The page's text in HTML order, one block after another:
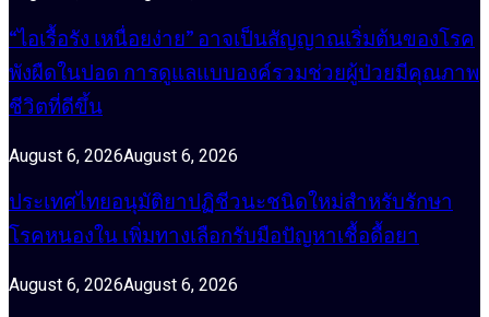
“ไอเรื้อรัง เหนื่อยง่าย” อาจเป็นสัญญาณเริ่มต้นของโรค
พังผืดในปอด การดูแลแบบองค์รวมช่วยผู้ป่วยมีคุณภาพ
ชีวิตที่ดีขึ้น
August 6, 2026August 6, 2026
ประเทศไทยอนุมัติยาปฏิชีวนะชนิดใหม่สำหรับรักษา
โรคหนองใน เพิ่มทางเลือกรับมือปัญหาเชื้อดื้อยา
August 6, 2026August 6, 2026